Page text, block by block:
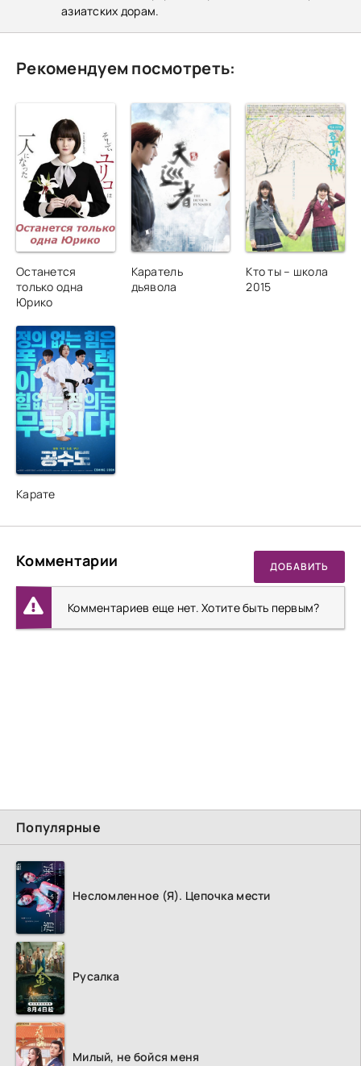
Популярные
Несломленное (Я). Цепочка мести
Русалка
Милый, не бойся меня
азиатских дорам.
Рекомендуем посмотреть:
Останется
только одна
Юрико
Каратель
дьявола
Кто ты – школа
2015
Карате
Комментарии ДОБАВИТЬ
Комментариев еще нет. Хотите быть первым?